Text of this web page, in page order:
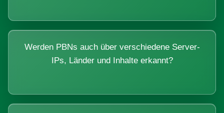
Werden PBNs auch über verschiedene Server-
IPs, Länder und Inhalte erkannt?